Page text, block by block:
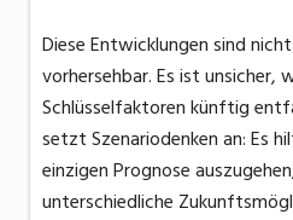
Diese Entwicklungen sind
vorhersehbar. Es ist unsicher,
Schlüsselfaktoren künftig
setzt Szenariodenken an: Es
einzigen Prognose
unterschiedliche